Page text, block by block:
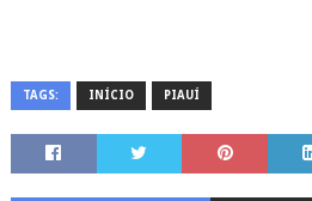
TAGS: INÍCIO PIAUÍ